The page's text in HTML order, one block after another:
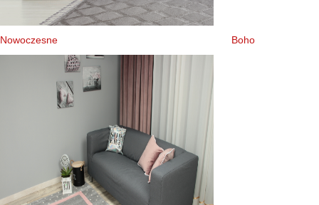
Nowoczesne Boho